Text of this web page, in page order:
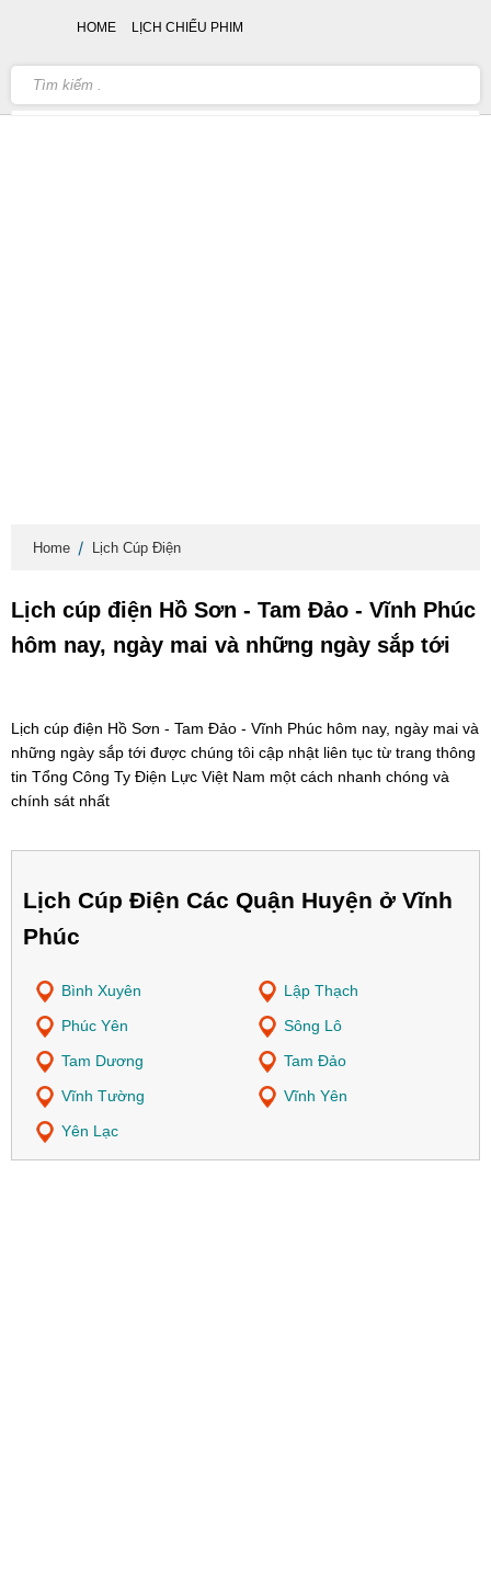
Home Lịch Cúp Điện
Lịch cúp điện Hồ Sơn - Tam Đảo - Vĩnh Phúc
hôm nay, ngày mai và những ngày sắp tới
Lịch cúp điện Hồ Sơn - Tam Đảo - Vĩnh Phúc hôm nay, ngày mai và
những ngày sắp tới được chúng tôi cập nhật liên tục từ trang thông
tin Tổng Công Ty Điện Lực Việt Nam một cách nhanh chóng và
chính sát nhất
Lịch Cúp Điện Các Quận Huyện ở Vĩnh
Phúc
Bình Xuyên
Lập Thạch
Phúc Yên
Sông Lô
Tam Dương
Tam Đảo
Vĩnh Tường
Vĩnh Yên
Yên Lạc
HOME LỊCH CHIẾU PHIM